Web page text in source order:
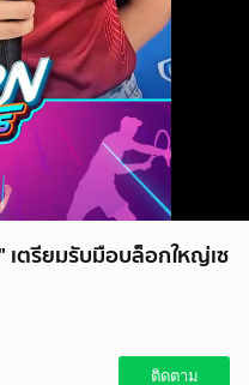
ตรียมรับมือบล็อกใหญ่เซ
ติดตาม